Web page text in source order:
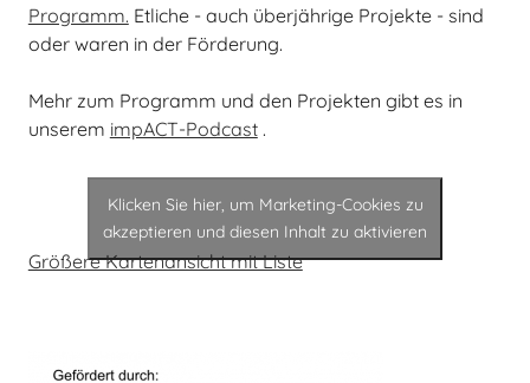
Programm. Etliche - auch überjährige Projekte - sind
oder waren in der Förderung.
Mehr zum Programm und den Projekten gibt es in
unserem impACT-Podcast.
Klicken Sie hier, um Marketing-Cookies zu
akzeptieren und diesen Inhalt zu aktivieren
Größere Kartenansicht mit Liste